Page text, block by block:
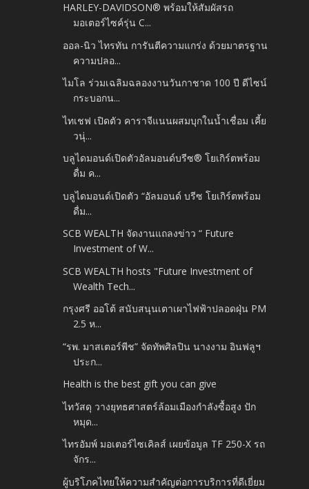
HARLEY-DAVIDSON® พร้อมให้สัมผัสรถ
มอเตอร์ไซค์รุ่น C...
ออล-นิว ไทรทัน การันตีความแกร่ง ด้วยมาตรฐาน
ความปลอ...
ไมโล ร่วมเฉลิมฉลองงานวันกาชาด 100 ปี ดีไซน์
กระบอกน...
ไทเชฟ เปิดตัว คาราจีแนนผสมบุกในน้ำเชื่อม เคี้ย
วนุ่...
บลูไดมอนด์เปิดตัวอัลมอนด์บรีซ® โยเกิร์ตพร้อม
ดื่ม ค...
บลูไดมอนด์เปิดตัว “อัลมอนด์ บรีซ โยเกิร์ตพร้อม
ดื่ม...
SCB WEALTH จัดงานแถลงข่าว “ Future
Investment of W...
SCB WEALTH hosts "Future Investment of
Wealth Tech...
กรุงศรี ออโต้ สนับสนุนเตาเผาไฟฟ้าปลอดฝุ่น PM
2.5 ห...
“รพ. มาสเตอร์พีช” จัดทัพศิลปิน นางงาม อินฟลูฯ
ประก...
Health is the best gift you can give
ไทวัสดุ วางยุทธศาสตร์ล้อมเมืองกำลังซื้อสูง ปัก
หมุด...
ไทรอัมพ์ มอเตอร์ไซเคิลส์ เผยข้อมูล TF 250-X รถ
จักร...
ผู้บริโภคไทยให้ความสำคัญต่อการบริการที่ดีเยี่ยม